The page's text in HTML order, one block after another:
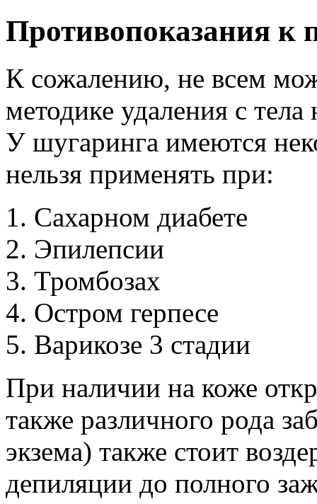
Противопоказания к
К сожалению, не всем
методике удаления с
У шугаринга имеются
нельзя применять при:
Сахарном диабете
Эпилепсии
Тромбозах
Остром герпесе
Варикозе 3 стадии
При наличии на коже
также различного рода
экзема) также стоит
депиляции до полного